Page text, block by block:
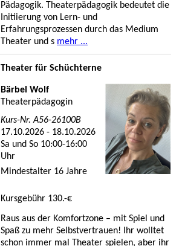
Pädagogik. Theaterpädagogik bedeutet die
Initiierung von Lern- und
Erfahrungsprozessen durch das Medium
Theater und s mehr ...
Theater für Schüchterne
Bärbel Wolf
Theaterpädagogin
Kurs-Nr. A56-26100B
17.10.2026 - 18.10.2026
Sa und So 10:00-16:00
Uhr
Mindestalter 16 Jahre
Kursgebühr 130.-€
Raus aus der Komfortzone – mit Spiel und
Spaß zu mehr Selbstvertrauen! Ihr wolltet
schon immer mal Theater spielen, aber ihr